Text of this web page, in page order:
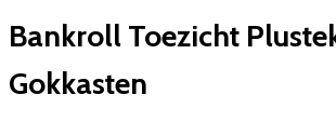
Bankroll Toezicht
Gokkasten